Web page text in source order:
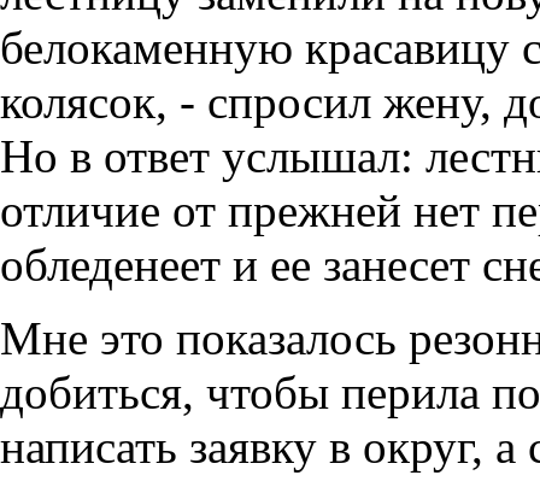
белокаменную красавицу
колясок, - спросил жену,
Но в ответ услышал:
отличие от прежней нет
обледенеет и ее занесет
Мне это показалось
добиться, чтобы перила
написать заявку в округ,